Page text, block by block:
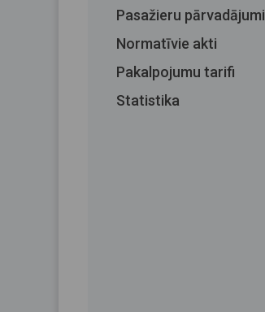
Pasažieru pārvadājumi
Normatīvie akti
Pakalpojumu tarifi
Statistika